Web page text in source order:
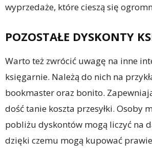
wyprzedaże, które cieszą się
POZOSTAŁE DYSKONTY
Warto też zwrócić uwagę na inne
księgarnie. Należą do nich na
bookmaster oraz bonito.
dość tanie koszta przesyłki. Osoby
pobliżu dyskontów mogą liczyć na
dzięki czemu mogą kupować